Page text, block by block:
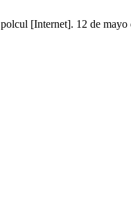
[Internet]. 12 de